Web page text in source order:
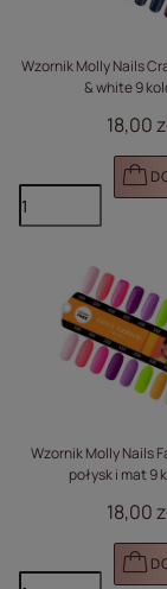
Wzornik Molly Nails
& white 9
18,00
Wzornik Molly Nails
połysk i mat 9
18,00